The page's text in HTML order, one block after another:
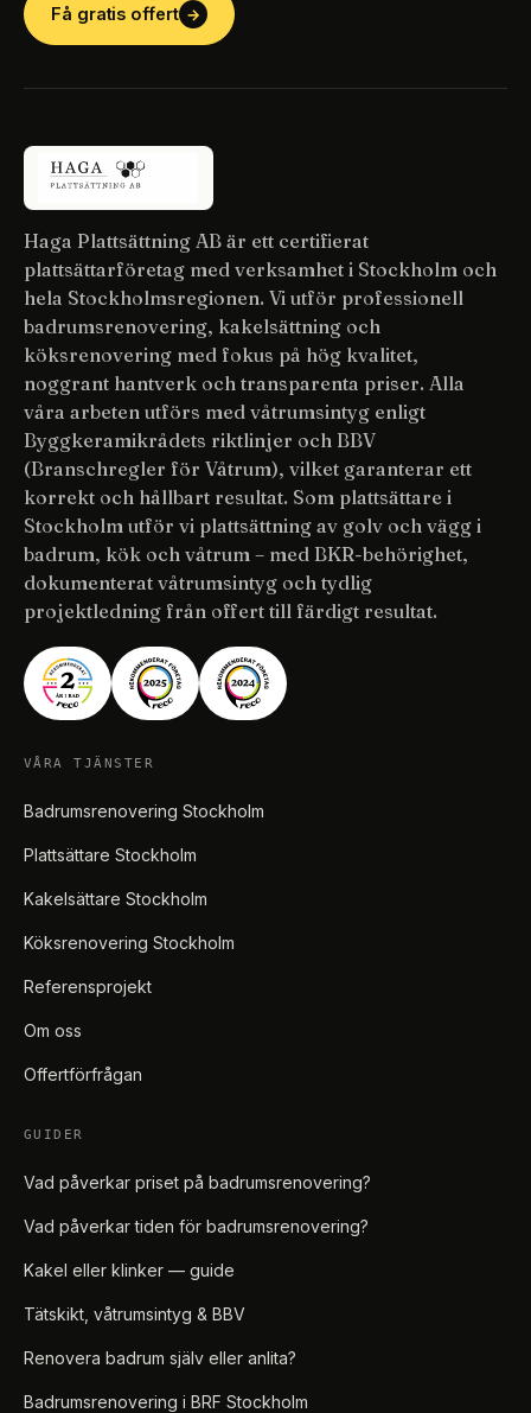
Få gratis offert →
Haga Plattsättning AB är ett certifierat
plattsättarföretag med verksamhet i Stockholm och
hela Stockholmsregionen. Vi utför professionell
badrumsrenovering, kakelsättning och
köksrenovering med fokus på hög kvalitet,
noggrant hantverk och transparenta priser. Alla
våra arbeten utförs med våtrumsintyg enligt
Byggkeramikrådets riktlinjer och BBV
(Branschregler för Våtrum), vilket garanterar ett
korrekt och hållbart resultat. Som plattsättare i
Stockholm utför vi plattsättning av golv och vägg i
badrum, kök och våtrum – med BKR-behörighet,
dokumenterat våtrumsintyg och tydlig
projektledning från offert till färdigt resultat.
VÅRA TJÄNSTER
Badrumsrenovering Stockholm
Plattsättare Stockholm
Kakelsättare Stockholm
Köksrenovering Stockholm
Referensprojekt
Om oss
Offertförfrågan
GUIDER
Vad påverkar priset på badrumsrenovering?
Vad påverkar tiden för badrumsrenovering?
Kakel eller klinker — guide
Tätskikt, våtrumsintyg & BBV
Renovera badrum själv eller anlita?
Badrumsrenovering i BRF Stockholm